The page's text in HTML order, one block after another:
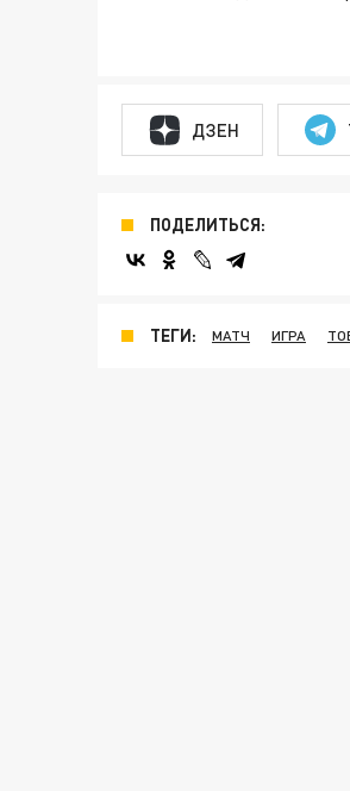
ДЗЕН
ПОДЕЛИТЬСЯ:
ТЕГИ: МАТЧ ИГРА